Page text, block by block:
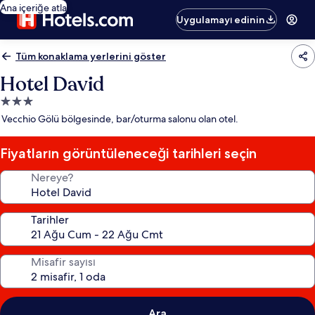
Ana içeriğe atla
Uygulamayı edinin
Tüm konaklama yerlerini göster
Hotel David
3.0
yıldızlı
yeri
Vecchio Gölü bölgesinde, bar/oturma salonu olan otel.
Fiyatların görüntüleneceği tarihleri seçin
Nereye?
Tarihler
Misafir sayısı